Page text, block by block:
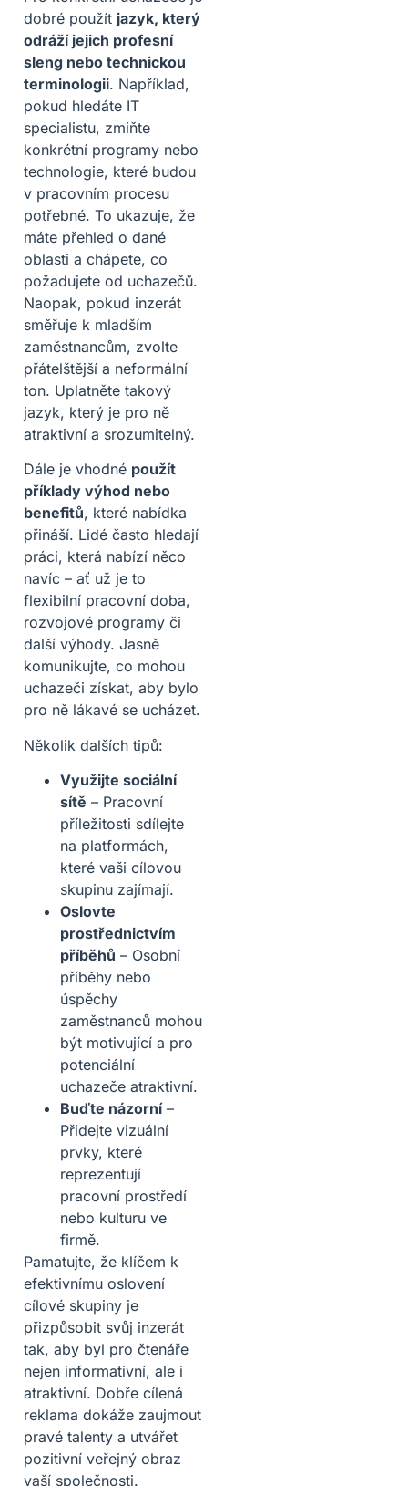
dobré použít jazyk, který
odráží jejich profesní
sleng nebo technickou
terminologii. Například,
pokud hledáte IT
specialistu, zmiňte
konkrétní programy nebo
technologie, které budou
v pracovním procesu
potřebné. To ukazuje, že
máte přehled o dané
oblasti a chápete, co
požadujete od uchazečů.
Naopak, pokud inzerát
směřuje k mladším
zaměstnancům, zvolte
přátelštější a neformální
ton. Uplatněte takový
jazyk, který je pro ně
atraktivní a srozumitelný.
Dále je vhodné použít
příklady výhod nebo
benefitů, které nabídka
přináší. Lidé často hledají
práci, která nabízí něco
navíc – ať už je to
flexibilní pracovní doba,
rozvojové programy či
další výhody. Jasně
komunikujte, co mohou
uchazeči získat, aby bylo
pro ně lákavé se ucházet.
Několik dalších tipů:
Využijte sociální
sítě – Pracovní
příležitosti sdílejte
na platformách,
které vaši cílovou
skupinu zajímají.
Oslovte
prostřednictvím
příběhů – Osobní
příběhy nebo
úspěchy
zaměstnanců mohou
být motivující a pro
potenciální
uchazeče atraktivní.
Buďte názorní–
Přidejte vizuální
prvky, které
reprezentují
pracovní prostředí
nebo kulturu ve
firmě.
Pamatujte, že klíčem k
efektivnímu oslovení
cílové skupiny je
přizpůsobit svůj inzerát
tak, aby byl pro čtenáře
nejen informativní, ale i
atraktivní. Dobře cílená
reklama dokáže zaujmout
pravé talenty a utvářet
pozitivní veřejný obraz
vaší společnosti.